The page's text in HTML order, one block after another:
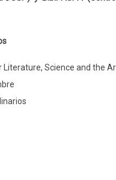
Science and the